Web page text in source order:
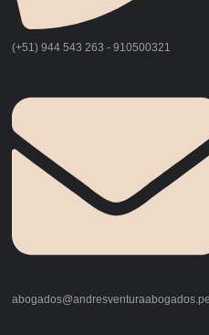
(+51) 944 543 263 - 910500321
abogados@andresventuraabogados.pe